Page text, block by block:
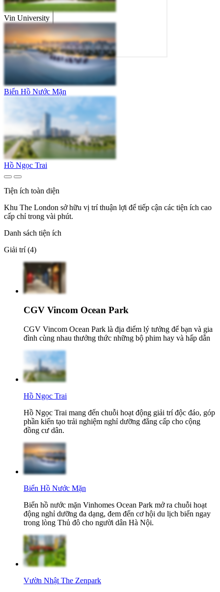
Vin University
Biển Hồ Nước Mặn
Hồ Ngọc Trai
Tiện ích toàn diện
Khu The London sở hữu vị trí thuận lợi để tiếp cận các tiện ích cao
cấp chỉ trong vài phút.
Danh sách tiện ích
Giải trí (4)
CGV Vincom Ocean Park
CGV Vincom Ocean Park là địa điểm lý tưởng để bạn và gia
đình cùng nhau thưởng thức những bộ phim hay và hấp dẫn
Hồ Ngọc Trai
Hồ Ngọc Trai mang đến chuỗi hoạt động giải trí độc đáo, góp
phần kiến tạo trải nghiệm nghỉ dưỡng đẳng cấp cho cộng
đồng cư dân.
Biển Hồ Nước Mặn
Biển hồ nước mặn Vinhomes Ocean Park mở ra chuỗi hoạt
động nghỉ dưỡng đa dạng, đem đến cơ hội du lịch biển ngay
trong lòng Thủ đô cho người dân Hà Nội.
Vườn Nhật The Zenpark